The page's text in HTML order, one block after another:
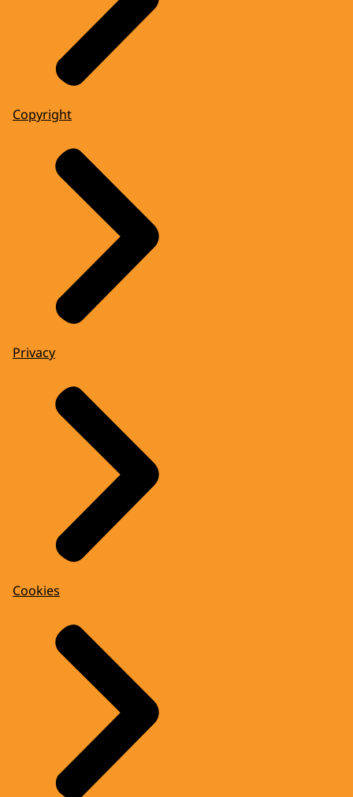
Copyright
Privacy
Cookies